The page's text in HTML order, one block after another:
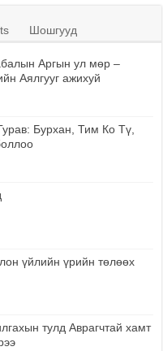
Шошгууд
Аргын ул мөр –
Аялгууг ажихуй
Бурхан, Тим Ко Тү,
үйлийн үрийн төлөөх
тулд Аврагчтай хамт